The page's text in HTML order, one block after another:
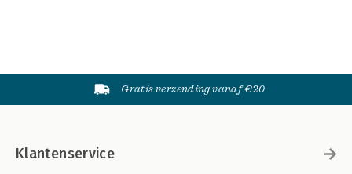
Gratis verzending vanaf €20
Klantenservice